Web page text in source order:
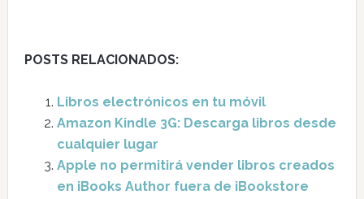
POSTS RELACIONADOS:
Libros electrónicos en tu móvil
Amazon Kindle 3G: Descarga libros desde
cualquier lugar
Apple no permitirá vender libros creados
en iBooks Author fuera de iBookstore